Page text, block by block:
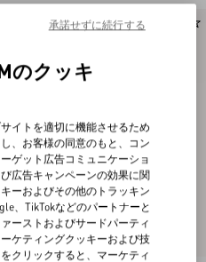
新着アイテム
のクッキ
イトを適切に機能させるため
、お客様の同意のもと、コン
ゲット広告コミュニケーショ
広告キャンペーンの効果に関
ーおよびその他のトラッキン
、TikTokなどのパートナーと
ーストおよびサードパーティ
ケティングクッキーおよび技
クリックすると、マーケティ
承諾せずに続行する